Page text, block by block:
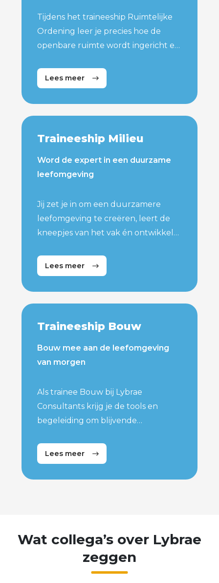
Tijdens het traineeship Ruimtelijke
Ordening leer je precies hoe de
openbare ruimte wordt ingericht en
uitdagingen zoals de woningnood,
duurzaam bouwen, mobiliteit en
infrastructuur en hoe je bijdraagt
aan een leefbare omgeving.
Lees meer
Traineeship Milieu
Word de expert in een duurzame
leefomgeving
Jij zet je in om een duurzamere
leefomgeving te creëren, leert de
kneepjes van het vak én ontwikkelt
milieu. Als Trainee Milieu bij Lybrae
Consultants kun je kiezen voor een
toekomst als vergunningverlener of
toezichthouder milieu en/of energie.
Lees meer
Traineeship Bouw
Bouw mee aan de leefomgeving
van morgen
Als trainee Bouw bij Lybrae
Consultants krijg je de tools en
begeleiding om blijvende
vergunningverlener of
toezichthouder bouw.
Lees meer
Wat collega’s over Lybrae
zeggen